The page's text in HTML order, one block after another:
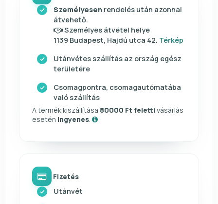
Személyesen rendelés után azonnal
átvehető.
Személyes átvétel helye
1139 Budapest, Hajdú utca 42. Térkép
Utánvétes szállítás az ország egész
területére
Csomagpontra, csomagautómatába
való szállítás
A termék kiszállítása 80000 Ft feletti vásárlás
esetén ingyenes
Fizetés
Utánvét